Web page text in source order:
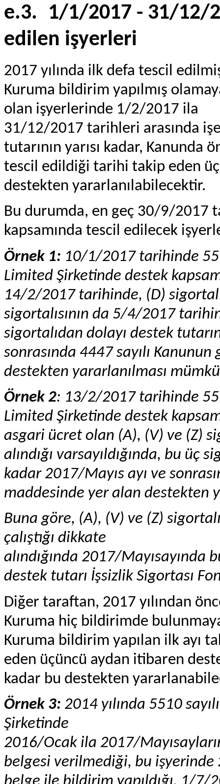
e.3.
1/1/2017 - 31/12/
edilen işyerleri
2017 yılında ilk defa tescil
Kuruma bildirim yapılmış
olan işyerlerinde 1/2/2017 ila
31/12/2017 tarihleri arasında
tutarının yarısı kadar, Kanunda
tescil edildiği tarihi takip eden
destekten yararlanılabilecektir.
Bu durumda, en geç 30/9/2017
kapsamında tescil edilecek
Örnek 1: 10/1/2017 tarihinde
Limited Şirketinde destek
14/2/2017 tarihinde, (D)
sigortalısının da 5/4/2017
sigortalıdan dolayı destek
sonrasında 4447 sayılı
destekten yararlanılması
Örnek 2: 13/2/2017 tarihinde
Limited Şirketinde destek
asgari ücret olan (A), (V) ve (Z)
alındığı varsayıldığında, bu üç
kadar 2017/Mayıs ayı ve
maddesinde yer alan destekten
Buna göre, (A), (V) ve (Z)
çalıştığı dikkate
alındığında 2017/Mayısayında
destek tutarı İşsizlik Sigortası
Diğer taraftan, 2017 yılından
Kuruma hiç bildirimde
Kuruma bildirim yapılan ilk ayı
eden üçüncü aydan itibaren
kadar bu destekten
Örnek 3: 2014 yılında 5510
Şirketinde
2016/Ocak ila 2017/
belgesi verilmediği, bu